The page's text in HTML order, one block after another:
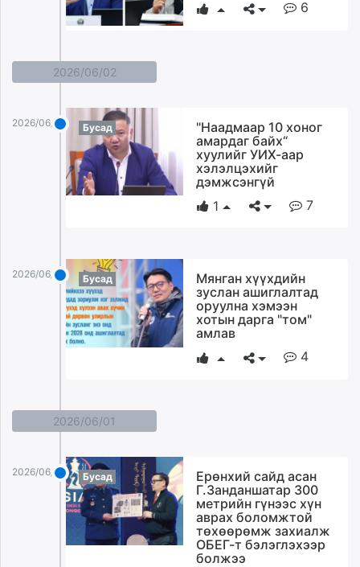
shuum.mn
mass.mn
toim.mn
paparazzi.mn
unread.today
6
2026/06/02
2026/06/02 Бусад
"Наадмаар 10 хоног
амардаг байх“
хуулийг УИХ-аар
хэлэлцэхийг
дэмжсэнгүй
1
7
2026/06/02 Бусад
Мянган хүүхдийн
зуслан ашиглалтад
оруулна хэмээн
хотын дарга "том"
амлав
4
2026/06/01
2026/06/01 Бусад
Ерөнхий сайд асан
Г.Занданшатар 300
метрийн гүнээс хүн
аврах боломжтой
төхөөрөмж захиалж
ОБЕГ-т бэлэглэхээр
болжээ